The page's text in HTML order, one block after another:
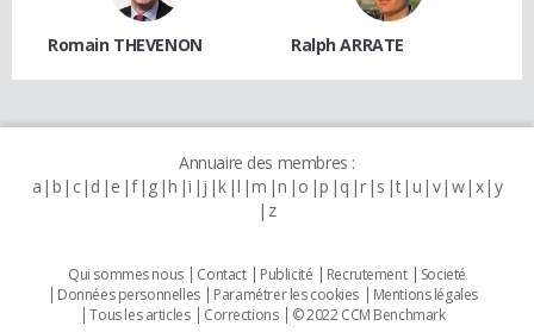
Romain THEVENON Ralph ARRATE
Annuaire des membres :
a b c d e f g h i j k l m n o p q r s t u v w x y
z
Qui sommes nous Contact Publicité Recrutement
Societé
Données personnelles
Paramétrer les cookies
Mentions légales
Tous les articles
Corrections © 2022 CCM Benchmark